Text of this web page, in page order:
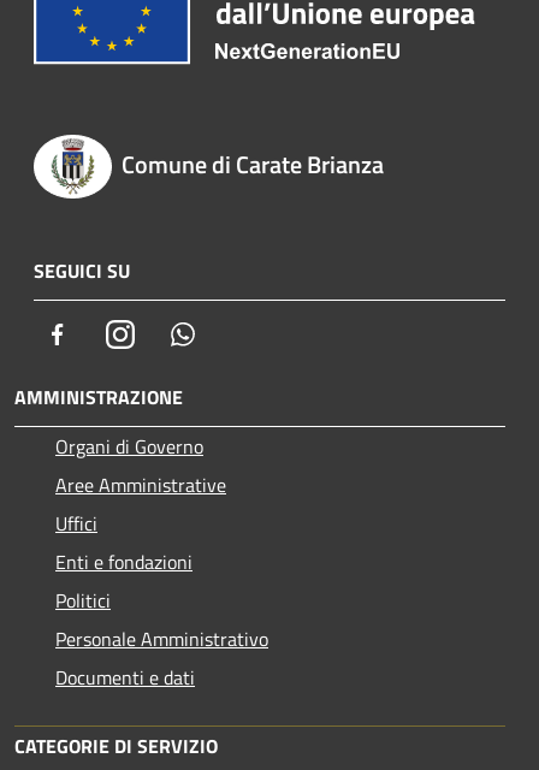
Comune di Carate Brianza
SEGUICI SU
FacebookInstagram
AMMINISTRAZIONE
Organi di Governo
Aree Amministrative
Uffici
Enti e fondazioni
Politici
Personale Amministrativo
Documenti e dati
CATEGORIE DI SERVIZIO